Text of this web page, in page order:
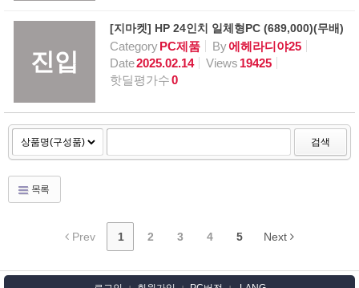
진입
[지마켓] HP 24인치 일체형PC (689,000)(무배)
CategoryPC제품 By에헤라디야25
Date2025.02.14 Views 19425
핫딜평가수0
검색
목록
Prev 1 2 3 4 5 Next